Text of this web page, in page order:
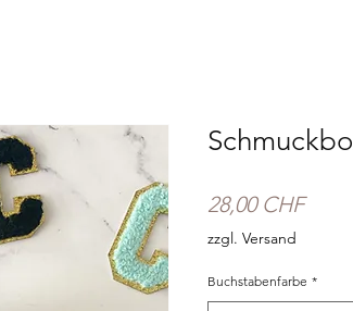
28,00 CHFPreis
zzgl. Versand
Buchstabenfarbe *